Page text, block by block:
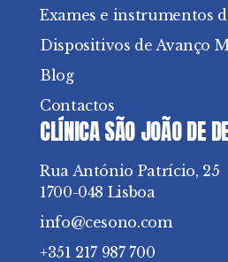
Exames e instrumentos
Dispositivos de Avanço
Blog
Contactos
CLÍNICA SÃO JOÃO DE
Rua António Patrício, 25
1700-048 Lisboa
info@cesono.com
+351 217 987 700